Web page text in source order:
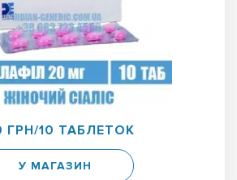
ГРН/10 ТАБЛЕТОК
У МАГАЗИН